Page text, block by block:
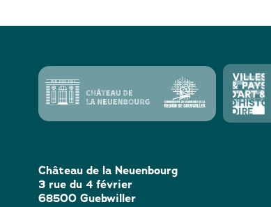
Château de la Neuenbourg
3 rue du 4 février
68500 Guebwiller